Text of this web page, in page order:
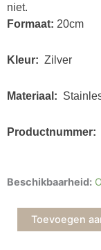
niet.
Formaat: 20cm
Kleur: Zilver
Materiaal:
Productnummer:
Beschikbaarheid:
Armband
Cocktail
aantal
Toevoegen